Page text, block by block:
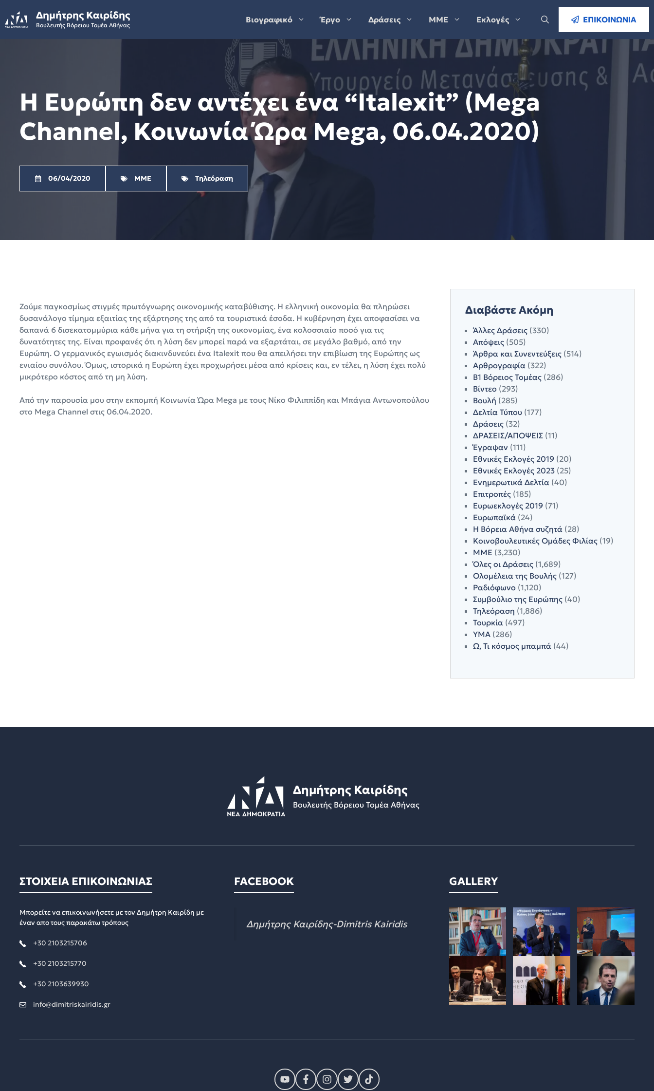
to
content
Δημήτρης Καιρίδης
Βουλευτής Βόρειου Τομέα Αθήνας
Βιογραφικό Έργο Δράσεις ΜΜΕ Εκλογές ΕΠΙΚΟΙΝΩΝΙΑ
Η Ευρώπη δεν αντέχει ένα “Italexit” (Mega
Channel, Κοινωνία Ώρα Mega, 06.04.2020)
06/04/2020 ΜΜΕ Τηλεόραση
Ζούμε παγκοσμίως στιγμές πρωτόγνωρης οικονομικής καταβύθισης. Η ελληνική οικονομία θα πληρώσει
δυσανάλογο τίμημα εξαιτίας της εξάρτησης της από τα τουριστικά έσοδα. Η κυβέρνηση έχει αποφασίσει να
δαπανά 6 δισεκατομμύρια κάθε μήνα για τη στήριξη της οικονομίας, ένα κολοσσιαίο ποσό για τις
δυνατότητες της. Είναι προφανές ότι η λύση δεν μπορεί παρά να εξαρτάται, σε μεγάλο βαθμό, από την
Ευρώπη. Ο γερμανικός εγωισμός διακινδυνεύει ένα Italexit που θα απειλήσει την επιβίωση της Ευρώπης ως
ενιαίου συνόλου. Όμως, ιστορικά η Ευρώπη έχει προχωρήσει μέσα από κρίσεις και, εν τέλει, η λύση έχει πολύ
μικρότερο κόστος από τη μη λύση.
Από την παρουσία μου στην εκπομπή Κοινωνία Ώρα Mega με τους Νίκο Φιλιππίδη και Μπάγια Αντωνοπούλου
στο Mega Channel στις 06.04.2020.
Διαβάστε Ακόμη
Άλλες Δράσεις(330)
Απόψεις(505)
Άρθρα και Συνεντεύξεις(514)
Αρθρογραφία(322)
Β1 Βόρειος Τομέας(286)
Βίντεο (293)
Βουλή (285)
Δελτία Τύπου(177)
Δράσεις(32)
ΔΡΑΣΕΙΣ/ΑΠΟΨΕΙΣ(11)
Έγραψαν (111)
Εθνικές Εκλογές 2019 (20)
Εθνικές Εκλογές 2023(25)
Ενημερωτικά Δελτία(40)
Επιτροπές(185)
Ευρωεκλογές 2019 (71)
Ευρωπαϊκά(24)
Η Βόρεια Αθήνα συζητά(28)
Κοινοβουλευτικές Ομάδες Φιλίας(19)
ΜΜΕ (3,230)
Όλες οι Δράσεις(1,689)
Ολομέλεια της Βουλής(127)
Ραδιόφωνο (1,120)
Συμβούλιο της Ευρώπης(40)
Τηλεόραση (1,886)
Τουρκία(497)
ΥΜΑ(286)
Ω, Τι κόσμος μπαμπά(44)
Δημήτρης Καιρίδης
Βουλευτής Βόρειου Τομέα Αθήνας
ΣΤΟΙΧΕΙΑ ΕΠΙΚΟΙΝΩΝΙΑΣ
Μπορείτε να επικοινωνήσετε με τον Δημήτρη Καιρίδη με
έναν απο τους παρακάτω τρόπους
+30 2103215706
+30 2103215770
+30 2103639930
info@dimitriskairidis.gr
FACEBOOK
Δημήτρης Καιρίδης-Dimitris Kairidis
GALLERY